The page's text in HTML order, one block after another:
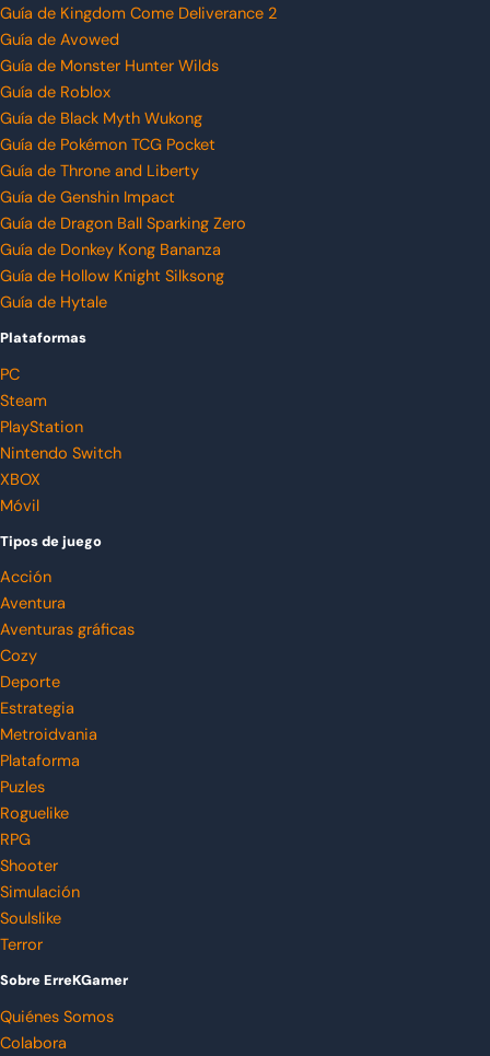
Guía de Kingdom Come Deliverance 2
Guía de Avowed
Guía de Monster Hunter Wilds
Guía de Roblox
Guía de Black Myth Wukong
Guía de Pokémon TCG Pocket
Guía de Throne and Liberty
Guía de Genshin Impact
Guía de Dragon Ball Sparking Zero
Guía de Donkey Kong Bananza
Guía de Hollow Knight Silksong
Guía de Hytale
Plataformas
PC
Steam
PlayStation
Nintendo Switch
XBOX
Móvil
Tipos de juego
Acción
Aventura
Aventuras gráficas
Cozy
Deporte
Estrategia
Metroidvania
Plataforma
Puzles
Roguelike
RPG
Shooter
Simulación
Soulslike
Terror
Sobre ErreKGamer
Quiénes Somos
Colabora